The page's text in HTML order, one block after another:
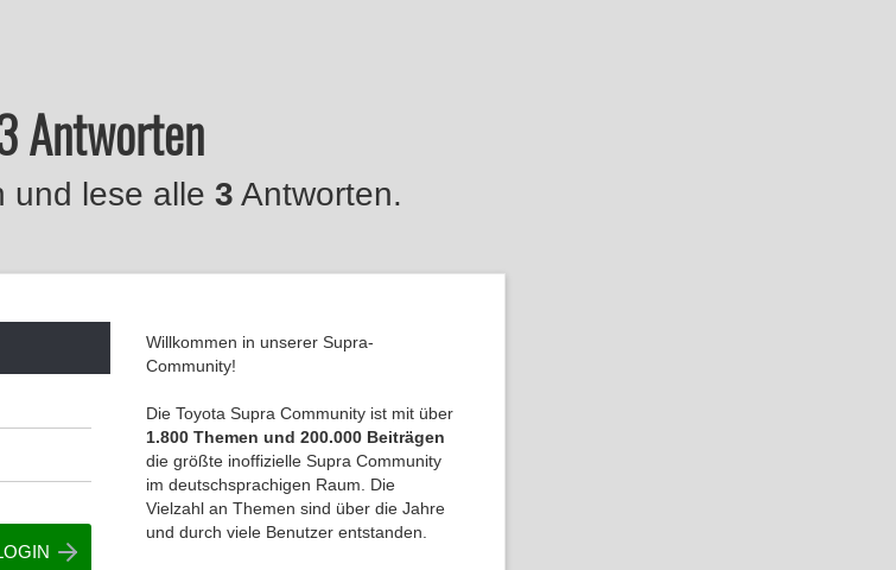
Antworten
und lese alle 3 Antworten.
Willkommen in unserer Supra-
Community!
Die Toyota Supra Community ist mit über
1.800 Themen und 200.000 Beiträgen
die größte inoffizielle Supra Community
im deutschsprachigen Raum. Die
Vielzahl an Themen sind über die Jahre
und durch viele Benutzer entstanden.